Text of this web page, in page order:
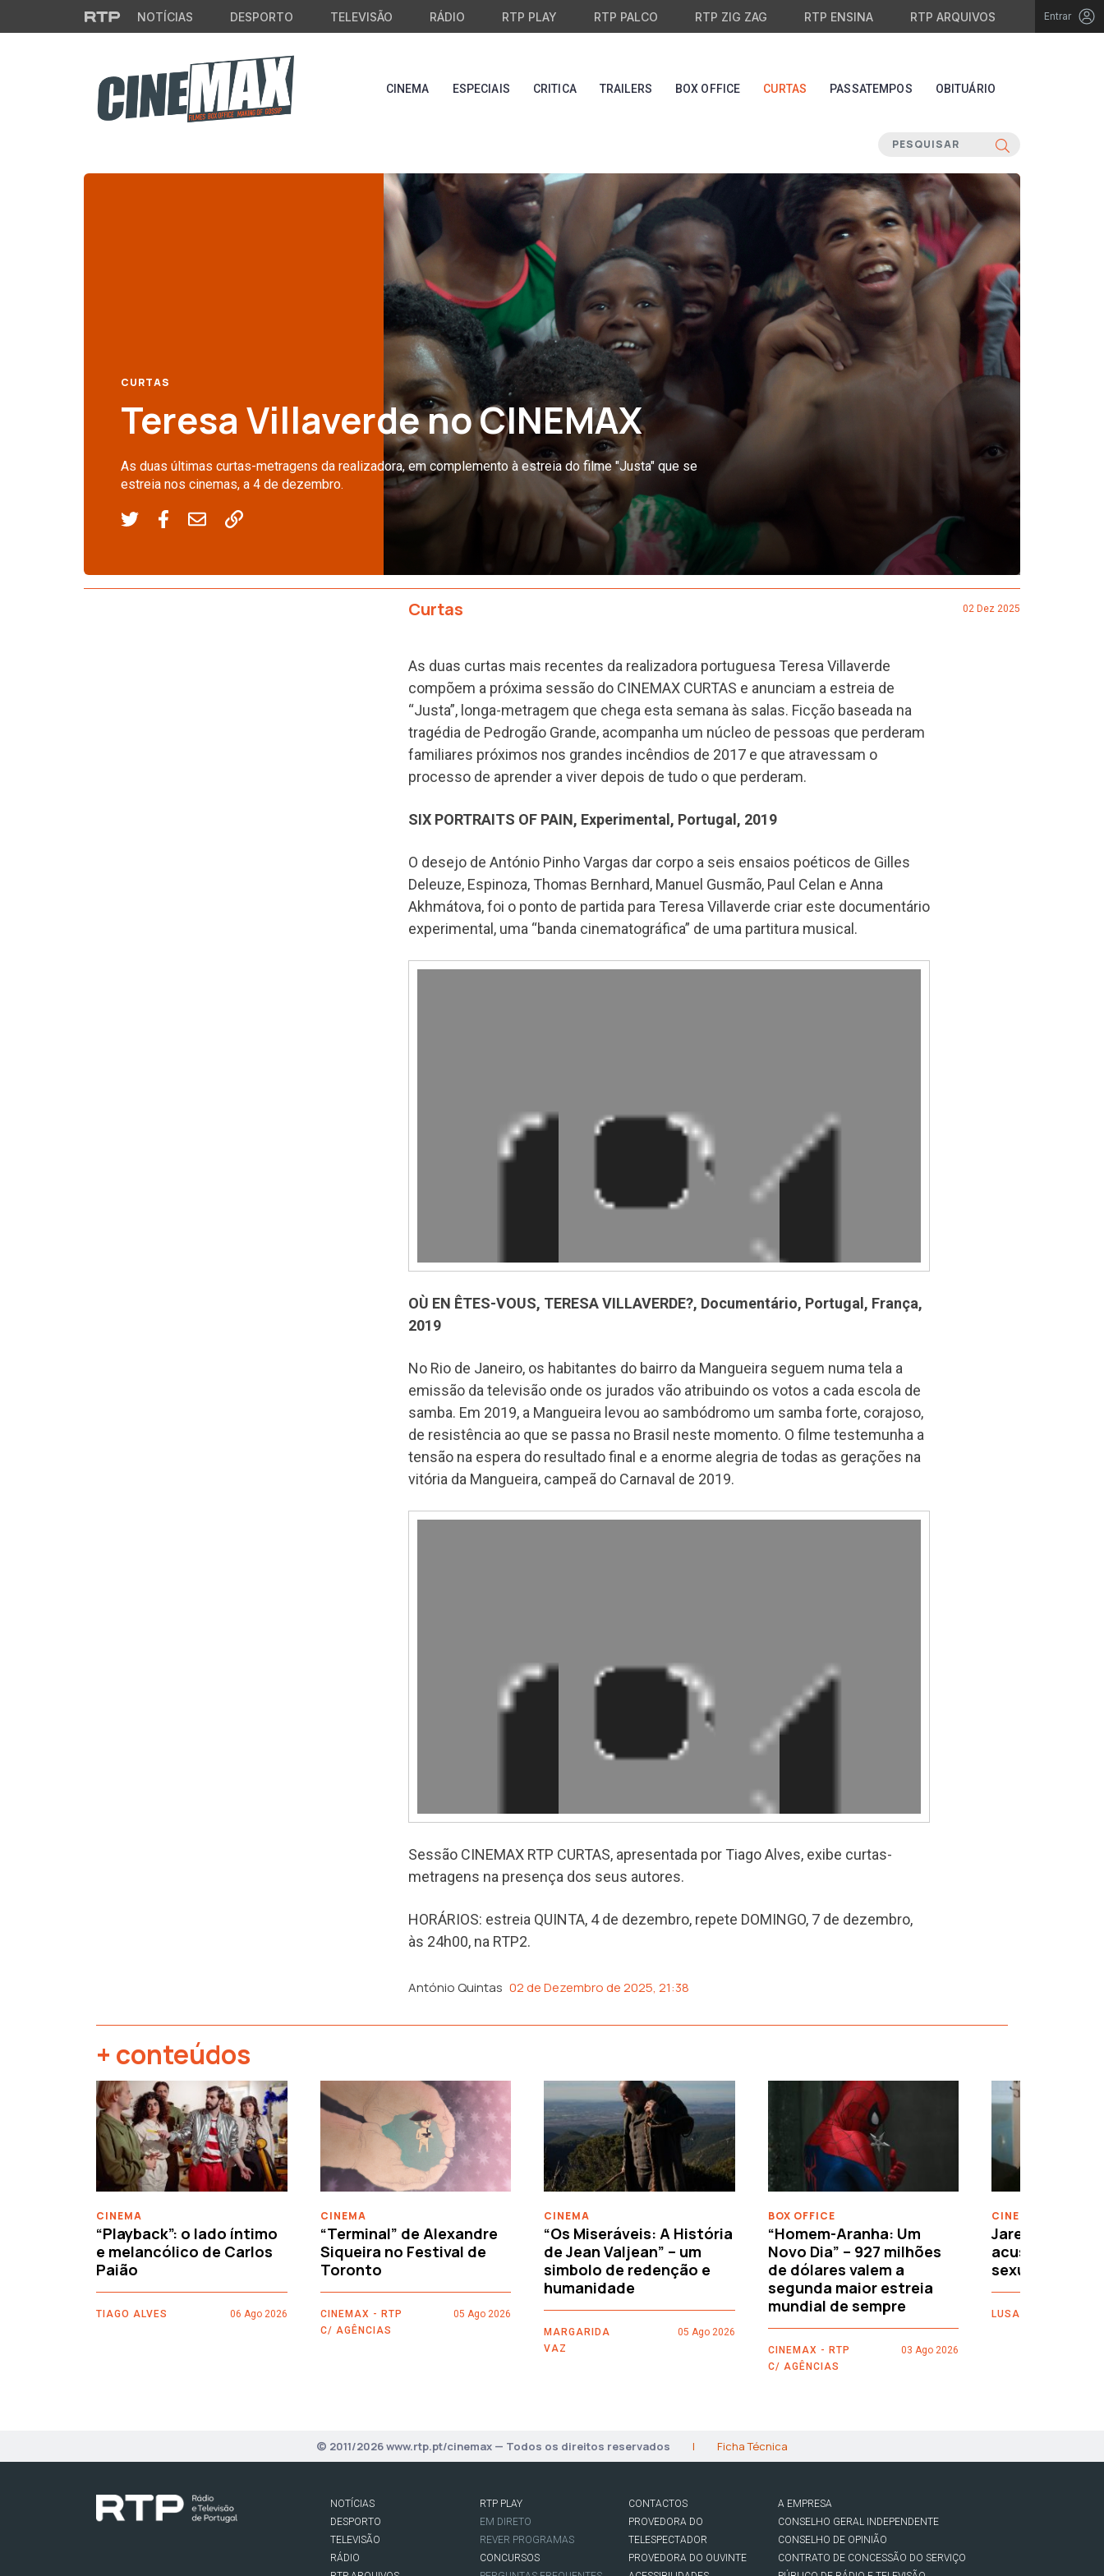
Saltar para o conteúdo principal
NOTÍCIAS DESPORTO TELEVISÃO RÁDIO RTP PLAY RTP PALCO RTP ZIG ZAG RTP ENSINA RTP ARQUIVOS Entrar
CINEMA ESPECIAIS CRITICA TRAILERS BOX OFFICE CURTAS PASSATEMPOS OBITUÁRIO
CURTAS
Teresa Villaverde no CINEMAX
As duas últimas curtas-metragens da realizadora, em complemento à estreia do filme "Justa" que se
estreia nos cinemas, a 4 de dezembro.
Curtas 02 Dez 2025
As duas curtas mais recentes da realizadora portuguesa Teresa Villaverde
compõem a próxima sessão do CINEMAX CURTAS e anunciam a estreia de
“Justa”, longa-metragem que chega esta semana às salas. Ficção baseada na
tragédia de Pedrogão Grande, acompanha um núcleo de pessoas que perderam
familiares próximos nos grandes incêndios de 2017 e que atravessam o
processo de aprender a viver depois de tudo o que perderam.
SIX PORTRAITS OF PAIN, Experimental, Portugal, 2019
O desejo de António Pinho Vargas dar corpo a seis ensaios poéticos de Gilles
Deleuze, Espinoza, Thomas Bernhard, Manuel Gusmão, Paul Celan e Anna
Akhmátova, foi o ponto de partida para Teresa Villaverde criar este documentário
experimental, uma “banda cinematográfica” de uma partitura musical.
OÙ EN ÊTES-VOUS, TERESA VILLAVERDE?, Documentário, Portugal, França,
2019
No Rio de Janeiro, os habitantes do bairro da Mangueira seguem numa tela a
emissão da televisão onde os jurados vão atribuindo os votos a cada escola de
samba. Em 2019, a Mangueira levou ao sambódromo um samba forte, corajoso,
de resistência ao que se passa no Brasil neste momento. O filme testemunha a
tensão na espera do resultado final e a enorme alegria de todas as gerações na
vitória da Mangueira, campeã do Carnaval de 2019.
Sessão CINEMAX RTP CURTAS, apresentada por Tiago Alves, exibe curtas-
metragens na presença dos seus autores.
HORÁRIOS: estreia QUINTA, 4 de dezembro, repete DOMINGO, 7 de dezembro,
às 24h00, na RTP2.
António Quintas 02 de Dezembro de 2025, 21:38
+ conteúdos
CINEMA
“Playback”: o lado íntimo
e melancólico de Carlos
Paião
TIAGO ALVES 06 Ago 2026
CINEMA
“Terminal” de Alexandre
Siqueira no Festival de
Toronto
CINEMAX - RTP
C/ AGÊNCIAS
05 Ago 2026
CINEMA
“Os Miseráveis: A História
de Jean Valjean” – um
simbolo de redenção e
humanidade
MARGARIDA
VAZ
05 Ago 2026
BOX OFFICE
“Homem-Aranha: Um
Novo Dia” – 927 milhões
de dólares valem a
segunda maior estreia
mundial de sempre
CINEMAX - RTP
C/ AGÊNCIAS
03 Ago 2026
CINEMA
Jared Leto
acusações de
sexuais
LUSA
‹
© 2011/2026 www.rtp.pt/cinemax — Todos os direitos reservados | Ficha Técnica
NOTÍCIAS
DESPORTO
TELEVISÃO
RÁDIO
RTP PLAY
EM DIRETO
REVER PROGRAMAS
CONCURSOS
CONTACTOS
PROVEDORA DO
TELESPECTADOR
PROVEDORA DO OUVINTE
A EMPRESA
CONSELHO GERAL INDEPENDENTE
CONSELHO DE OPINIÃO
CONTRATO DE CONCESSÃO DO SERVIÇO